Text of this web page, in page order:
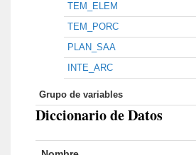
TEM_ELEM
TEM_PORC
PLAN_SAA
INTE_ARC
Grupo de variables
Diccionario de Datos